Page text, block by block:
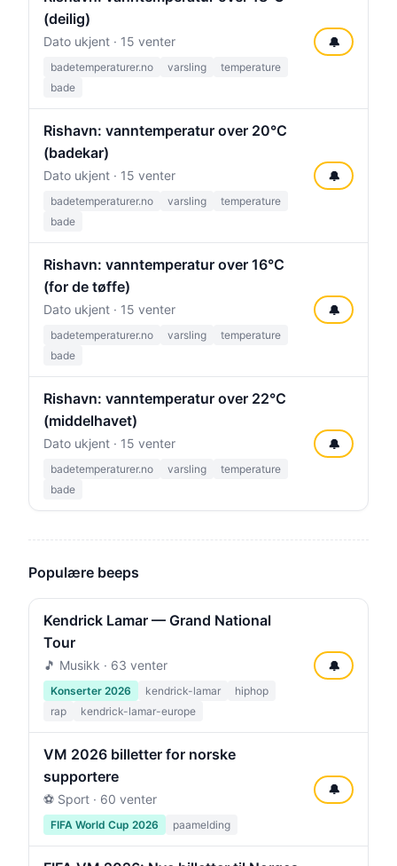
(deilig)
Dato ukjent · 15 venter
badetemperaturer.no varsling
temperature
bade
🔔
Rishavn: vanntemperatur over 20°C
(badekar)
Dato ukjent · 15 venter
badetemperaturer.no varsling
temperature
bade
🔔
Rishavn: vanntemperatur over 16°C
(for de tøffe)
Dato ukjent · 15 venter
badetemperaturer.no varsling
temperature
bade
🔔
Rishavn: vanntemperatur over 22°C
(middelhavet)
Dato ukjent · 15 venter
badetemperaturer.no varsling
temperature
bade
🔔
Populære beeps
Kendrick Lamar — Grand National
Tour
🎵 Musikk · 63 venter
Konserter 2026 kendrick-lamar
hiphop
rap
kendrick-lamar-europe
🔔
VM 2026 billetter for norske
supportere
⚽ Sport · 60 venter
FIFA World Cup 2026 paamelding
🔔